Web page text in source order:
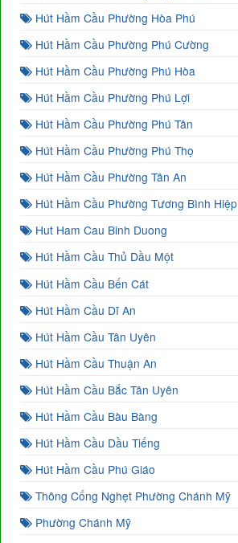
Hút Hầm Cầu Phường Hòa Phú
Hút Hầm Cầu Phường Phú Cường
Hút Hầm Cầu Phường Phú Hòa
Hút Hầm Cầu Phường Phú Lợi
Hút Hầm Cầu Phường Phú Tân
Hút Hầm Cầu Phường Phú Thọ
Hút Hầm Cầu Phường Tân An
Hút Hầm Cầu Phường Tương Bình Hiệp
Hut Ham Cau Binh Duong
Hút Hầm Cầu Thủ Dầu Một
Hút Hầm Cầu Bến Cát
Hút Hầm Cầu Dĩ An
Hút Hầm Cầu Tân Uyên
Hút Hầm Cầu Thuận An
Hút Hầm Cầu Bắc Tân Uyên
Hút Hầm Cầu Bàu Bàng
Hút Hầm Cầu Dầu Tiếng
Hút Hầm Cầu Phú Giáo
Thông Cống Nghẹt Phường Chánh Mỹ
Phường Chánh Mỹ